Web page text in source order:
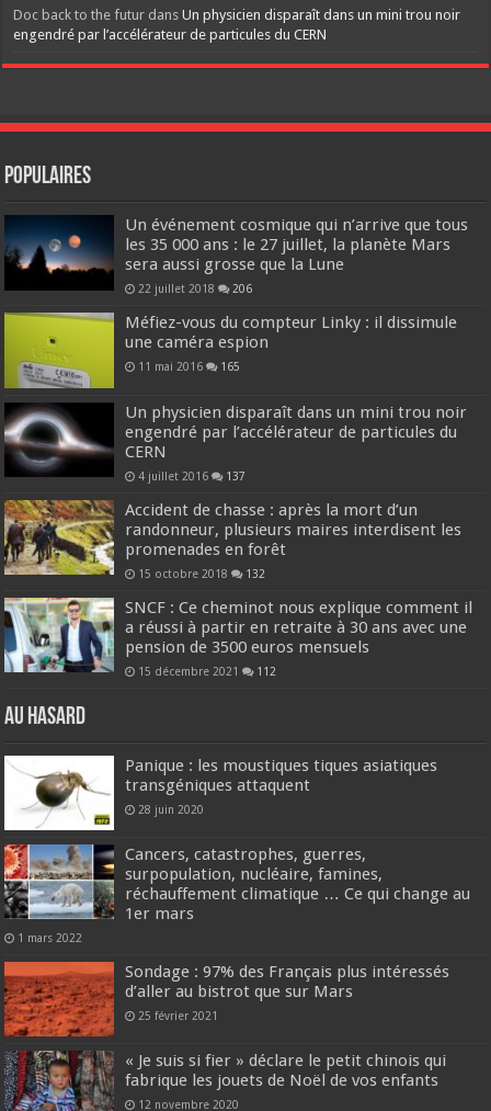
Doc back to the futur dansUn physicien disparaît dans un mini trou noir
engendré par l’accélérateur de particules du CERN
Populaires
Un événement cosmique qui n’arrive que tous
les 35 000 ans : le 27 juillet, la planète Mars
sera aussi grosse que la Lune
22 juillet 2018 206
Méfiez-vous du compteur Linky : il dissimule
une caméra espion
11 mai 2016 165
Un physicien disparaît dans un mini trou noir
engendré par l’accélérateur de particules du
CERN
4 juillet 2016 137
Accident de chasse : après la mort d’un
randonneur, plusieurs maires interdisent les
promenades en forêt
15 octobre 2018 132
SNCF : Ce cheminot nous explique comment il
a réussi à partir en retraite à 30 ans avec une
pension de 3500 euros mensuels
15 décembre 2021 112
Au hasard
Panique : les moustiques tiques asiatiques
transgéniques attaquent
28 juin 2020
Cancers, catastrophes, guerres,
surpopulation, nucléaire, famines,
réchauffement climatique … Ce qui change au
1er mars
1 mars 2022
Sondage : 97% des Français plus intéressés
d’aller au bistrot que sur Mars
25 février 2021
« Je suis si fier » déclare le petit chinois qui
fabrique les jouets de Noël de vos enfants
12 novembre 2020